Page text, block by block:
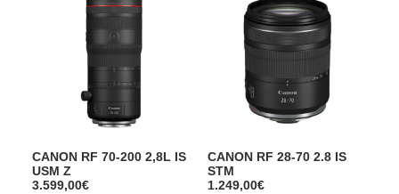
CANON RF 70-200 2,8L IS
USM Z
3.599,00€
CANON RF 28-70 2.8 IS
STM
1.249,00€